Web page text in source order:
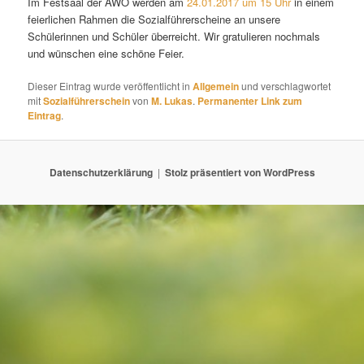
feierlichen Rahmen die Sozialführerscheine an unsere
Schülerinnen und Schüler überreicht. Wir gratulieren nochmals
und wünschen eine schöne Feier.
Dieser Eintrag wurde veröffentlicht inAllgemeinund verschlagwortet
mitSozialführerscheinvonM. Lukas. Permanenter Link zum
Eintrag.
Datenschutzerklärung Stolz präsentiert von WordPress